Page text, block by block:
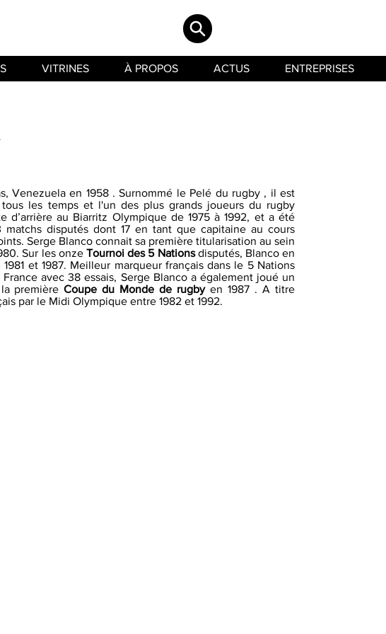
VITRINES À PROPOS ACTUS ENTREPRISES
Venezuela en 1958 . Surnommé le Pelé du rugby , il est
les temps et l'un des plus grands joueurs du rugby
au Biarritz Olympique de 1975 à 1992, et a été
matchs disputés dont 17 en tant que capitaine au cours
Serge Blanco connait sa première titularisation au sein
Sur les onze Tournoi des 5 Nationsdisputés, Blanco en
et 1987. Meilleur marqueur français dans le 5 Nations
avec 38 essais, Serge Blanco a également joué un
la premièreCoupe du Monde de rugbyen 1987 . A titre
par le Midi Olympique entre 1982 et 1992.